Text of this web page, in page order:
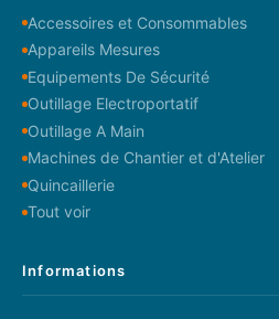
Accessoires et Consommables
Appareils Mesures
Equipements De Sécurité
Outillage Electroportatif
Outillage A Main
Machines de Chantier et d'Atelier
Quincaillerie
Tout voir
Informations